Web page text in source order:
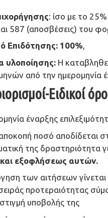
: ίσο με το
587 (αποσβέσεις) του
Επιδότησης: 100%,
υλοποίησης: Η
από την ημερομηνία
Ειδικοί
έναρξης
ποσό αποδίδεται
της
εξοφλήσεως αυτών.
των αιτήσεων
προτεραιότητας
υποβολής της